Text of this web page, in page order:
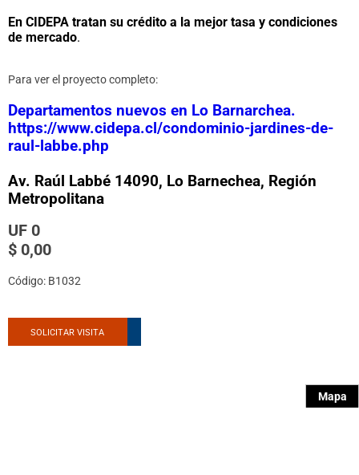
En CIDEPA tratan su crédito a la mejor tasa y condiciones
de mercado.
Para ver el proyecto completo:
Departamentos nuevos en Lo Barnarchea.
https://www.cidepa.cl/condominio-jardines-de-
raul-labbe.php
Av. Raúl Labbé 14090, Lo Barnechea, Región
Metropolitana
UF 0
$ 0,00
Código: B1032
SOLICITAR VISITA
Mapa